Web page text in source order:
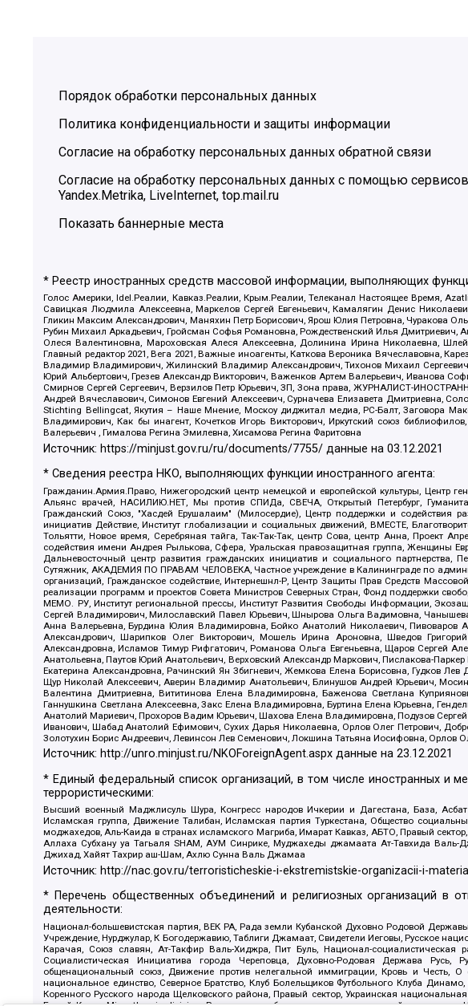
Порядок обработки персональных данных
Политика конфиденциальности и защиты информации
Согласие на обработку персональных данных обратной связи
Согласие на обработку персональных данных с помощью сервисов
Yandex.Metrika, LiveInternet, top.mail.ru
Показать баннерные места
* Реестр иностранных средств массовой информации, выполняющих
Голос Америки, Idel.Реалии, Кавказ.Реалии, Крым.Реалии, Телеканал Настоящее Время,
Савицкая Людмила Алексеевна, Маркелов Сергей Евгеньевич, Камалягин Денис
Гликин Максим Александрович, Маняхин Петр Борисович, Ярош Юлия Петровна, Чуракова
Рубин Михаил Аркадьевич, Гройсман Софья Романовна, Рождественский Илья Дмитриевич,
Олеся Валентиновна, Мароховская Алеся Алексеевна, Долинина Ирина Николаевна,
Главный редактор 2021, Вега 2021, Важные иноагенты, Каткова Вероника Вячеславовна,
Владимир Владимирович, Жилинский Владимир Александрович, Тихонов Михаил
Юрий Альбертович, Грезев Александр Викторович, Важенков Артем Валерьевич, Иванова
Смирнов Сергей Сергеевич, Верзилов Петр Юрьевич, ЗП, Зона права, ЖУРНАЛИСТ-
Андрей Вячеславович, Симонов Евгений Алексеевич, Сурначева Елизавета Дмитриевна,
Stichting Bellingcat, Якутия – Наше Мнение, Москоу диджитал медиа, РС-Балт, Заговора
Владимирович, Как бы инагент, Кочетков Игорь Викторович, Иркутский союз
Валерьевич , Гималова Регина Эмилевна, Хисамова Регина Фаритовна
Источник: https://minjust.gov.ru/ru/documents/7755/ данные на03.12.2021
* Сведения реестра НКО, выполняющих функции иностранного агента:
Гражданин.Армия.Право, Нижегородский центр немецкой и европейской культуры, Центр
Альянс врачей, НАСИЛИЮ.НЕТ, Мы против СПИДа, СВЕЧА, Открытый Петербург,
Гражданский Союз, "Хасдей Ерушалаим" (Милосердие), Центр поддержки и содействия
инициатив Действие, Институт глобализации и социальных движений, ВМЕСТЕ,
Тольятти, Новое время, Серебряная тайга, Так-Так-Так, центр Сова, центр Анна, Проект
содействия имени Андрея Рылькова, Сфера, Уральская правозащитная группа, Женщины
Дальневосточный центр развития гражданских инициатив и социального партнерства,
Сутяжник, АКАДЕМИЯ ПО ПРАВАМ ЧЕЛОВЕКА, Частное учреждение в Калининграде по
организаций, Гражданское содействие, Интернешнл-Р, Центр Защиты Прав Средств
реализации программ и проектов Совета Министров Северных Стран, Фонд поддержки
МЕМО. РУ, Институт региональной прессы, Институт Развития Свободы Информации,
Сергей Владимирович, Милославский Павел Юрьевич, Шнырова Ольга Вадимовна,
Анна Валерьевна, Бурдина Юлия Владимировна, Бойко Анатолий Николаевич, Пивоваров
Александрович, Шарипков Олег Викторович, Мошель Ирина Ароновна, Шведов
Александровна, Исламов Тимур Рифгатович, Романова Ольга Евгеньевна, Щаров Сергей
Анатольевна, Паутов Юрий Анатольевич, Верховский Александр Маркович, Пислакова-
Екатерина Александровна, Рачинский Ян Збигневич, Жемкова Елена Борисовна, Гудков
Щур Николай Алексеевич, Аверин Владимир Анатольевич, Блинушов Андрей Юрьевич,
Валентина Дмитриевна, Вититинова Елена Владимировна, Баженова Светлана
Ганнушкина Светлана Алексеевна, Закс Елена Владимировна, Буртина Елена Юрьевна,
Анатолий Мариевич, Прохоров Вадим Юрьевич, Шахова Елена Владимировна, Подузов
Иванович, Шабад Анатолий Ефимович, Сухих Дарья Николаевна, Орлов Олег Петрович,
Золотухин Борис Андреевич, Левинсон Лев Семенович, Локшина Татьяна Иосифовна, Орлов
Источник: http://unro.minjust.ru/NKOForeignAgent.aspx данные на23.12.2021
* Единый федеральный список организаций, в том числе иностранных и
террористическими:
Высший военный Маджлисуль Шура, Конгресс народов Ичкерии и Дагестана, База,
Исламская группа, Движение Талибан, Исламская партия Туркестана, Общество
моджахедов, Аль-Каида в странах исламского Магриба, Имарат Кавказ, АБТО, Правый
Аллаха Субхану уа Тагьаля SHAM, АУМ Синрике, Муджахеды джамаата Ат-Тавхида Валь-
Джихад, Хайят Тахрир аш-Шам, Ахлю Сунна Валь Джамаа
Источник: http://nac.gov.ru/terroristicheskie-i-ekstremistskie-organizacii-i-
* Перечень общественных объединений и религиозных организаций в
деятельности:
Национал-большевистская партия, ВЕК РА, Рада земли Кубанской Духовно Родовой
Учреждение, Нурджулар, К Богодержавию, Таблиги Джамаат, Свидетели Иеговы, Русское
Карачая, Союз славян, Ат-Такфир Валь-Хиджра, Пит Буль, Национал-
Социалистическая Инициатива города Череповца, Духовно-Родовая Держава Русь,
общенациональный союз, Движение против нелегальной иммиграции, Кровь и Честь, О
национальное единство, Северное Братство, Клуб Болельщиков Футбольного Клуба
Коренного Русского народа Щелковского района, Правый сектор, Украинская